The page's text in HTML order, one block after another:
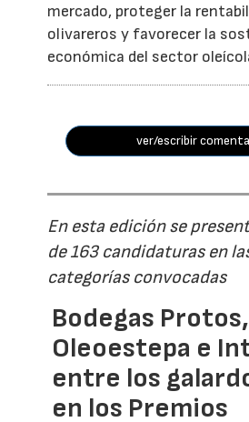
mercado, proteger la
olivareros y favorecer la
económica del sector
ver/escribir
En esta edición se
de 163 candidaturas en
categorías convocadas
Bodegas Protos,
Oleoestepa e
entre los
en los Premios